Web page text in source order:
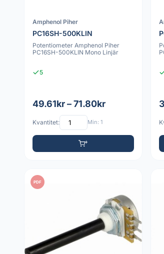
Amphenol Piher
PC16SH-500KLIN
Potentiometer Amphenol Piher
PC16SH-500KLIN Mono Linjär
5
49.61kr – 71.80kr
Kvantitet: Min: 1
PDF